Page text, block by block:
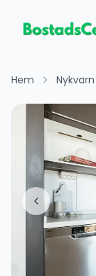
Hem Nykvarn